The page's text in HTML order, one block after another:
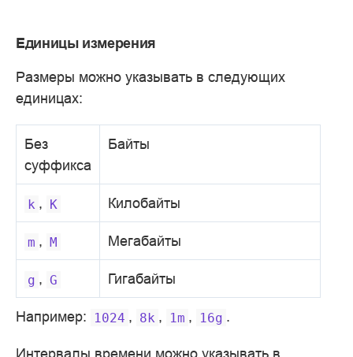
Единицы измерения
Размеры можно указывать в следующих
единицах:
Без
суффикса
Байты
k , K Килобайты
m , M Мегабайты
g , G Гигабайты
Например: 1024 , 8k , 1m , 16g .
Интервалы времени можно указывать в